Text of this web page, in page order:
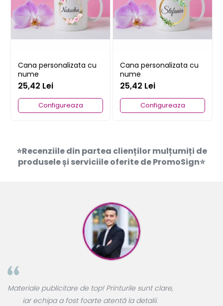
Cana personalizata cu
nume
25,42 Lei
Configureaza
Cana personalizata cu
nume
25,42 Lei
Configureaza
⭐Recenziile din partea clienților mulțumiți de
produsele și serviciile oferite de PromoSign⭐
Materiale publicitare de top! Printurile sunt clare,
iar echipa a fost foarte atentă la detalii.